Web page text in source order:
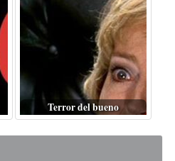
Terror del bueno